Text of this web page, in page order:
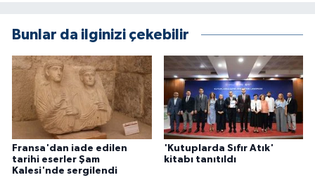
Bunlar da ilginizi çekebilir
Fransa'dan iade edilen
tarihi eserler Şam
Kalesi'nde sergilendi
'Kutuplarda Sıfır Atık'
kitabı tanıtıldı